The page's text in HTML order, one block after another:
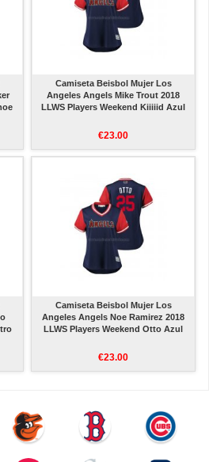
Camiseta Beisbol Mujer Los
Angeles Angels Mike Trout 2018
LLWS Players Weekend Kiiiiid Azul
€23.00
Camiseta Beisbol Mujer Los
Angeles Angels Noe Ramirez 2018
LLWS Players Weekend Otto Azul
€23.00